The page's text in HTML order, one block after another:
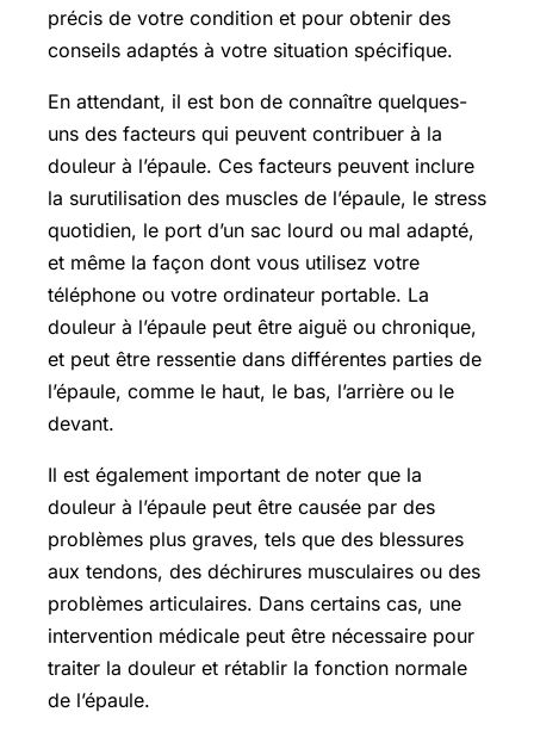
précis de votre condition et pour obtenir des
conseils adaptés à votre situation spécifique.
En attendant, il est bon de connaître quelques-
uns des facteurs qui peuvent contribuer à la
douleur à l’épaule. Ces facteurs peuvent inclure
la surutilisation des muscles de l’épaule, le stress
quotidien, le port d’un sac lourd ou mal adapté,
et même la façon dont vous utilisez votre
téléphone ou votre ordinateur portable. La
douleur à l’épaule peut être aiguë ou chronique,
et peut être ressentie dans différentes parties de
l’épaule, comme le haut, le bas, l’arrière ou le
devant.
Il est également important de noter que la
douleur à l’épaule peut être causée par des
problèmes plus graves, tels que des blessures
aux tendons, des déchirures musculaires ou des
problèmes articulaires. Dans certains cas, une
intervention médicale peut être nécessaire pour
traiter la douleur et rétablir la fonction normale
de l’épaule.